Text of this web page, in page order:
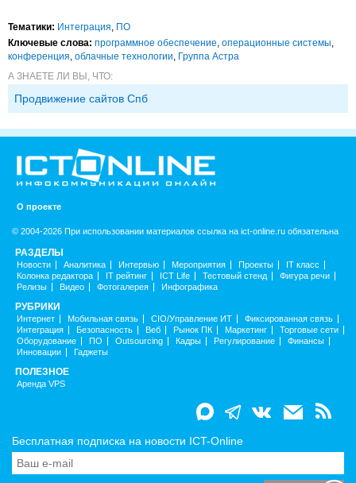
Тематики: Интеграция, ПО
Ключевые слова: программное обеспечение, операционные системы,
конференция, облачные технологии, Группа Астра
А ЗНАЕТЕ ЛИ ВЫ, ЧТО:
Продвижение сайтов Спб
О проекте
© 2004-2026 При использовании материалов ссылка на ict-online.ru обязательна
РАЗДЕЛЫ
Новости Аналитика Интервью Мероприятия Проекты
IT класс
Колонка редактора
IT рейтинг ICT Life Тестовый стенд
Фигура речи
Релизы
Видео Фотогалерея Инфографика
РУБРИКИ
Интернет Мобильная связь CIO/Управление ИТ
Фиксированная связь
Интеграция
Безопасность Веб Рынок ПК Маркетинг
Торговые сети
Оборудование
ПО Outsourcing Кадры Регулирование
Финансы
Инновации
Гаджеты
ПОЛЕЗНОЕ
Аренда VPS
Бесплатная подписка на новости ICT-Online